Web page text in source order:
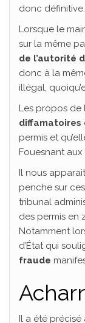
donc définitive.
Lorsque le
sur la même
de l’autorité
donc à la
illégal,
Les propos de
diffamatoires
permis et
Fouesnant aux
Il nous
penche sur
tribunal
des permis en
Notamment
d’État qui
fraude
Il a été précisé